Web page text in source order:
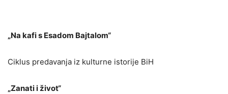
„Na kafi s Esadom Bajtalom“
Ciklus predavanja iz kulturne istorije BiH
„Zanati i život“